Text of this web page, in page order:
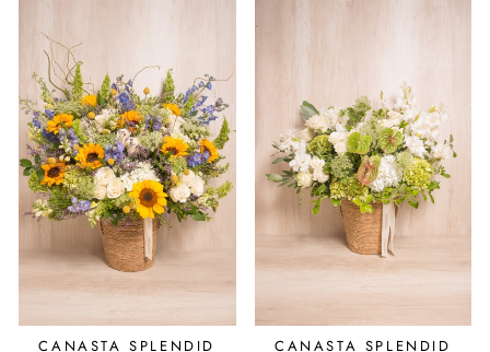
CANASTA SPLENDID
CANASTA SPLENDID